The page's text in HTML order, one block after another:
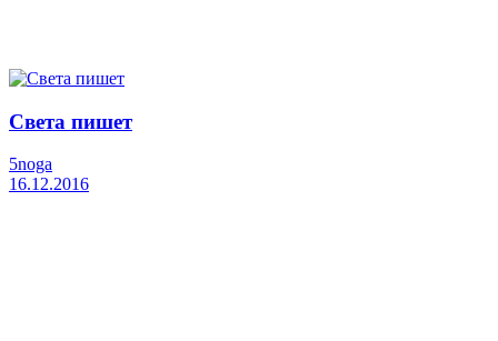
Света пишет
5noga
16.12.2016